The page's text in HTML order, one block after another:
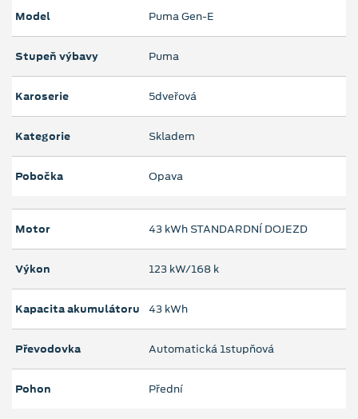
Model Puma Gen-E
Stupeň výbavy Puma
Karoserie 5dveřová
Kategorie Skladem
Pobočka Opava
Motor 43 kWh STANDARDNÍ DOJEZD
Výkon 123 kW/168 k
Kapacita akumulátoru 43 kWh
Převodovka Automatická 1stupňová
Pohon Přední